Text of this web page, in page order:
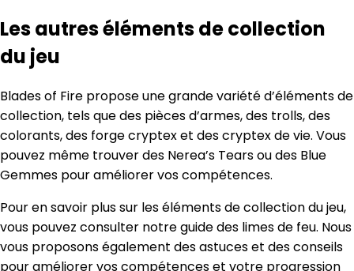
Les autres éléments de collection
du jeu
Blades of Fire propose une grande variété d’éléments de
collection, tels que des pièces d’armes, des trolls, des
colorants, des forge cryptex et des cryptex de vie. Vous
pouvez même trouver des Nerea’s Tears ou des Blue
Gemmes pour améliorer vos compétences.
Pour en savoir plus sur les éléments de collection du jeu,
vous pouvez consulter notre guide des limes de feu. Nous
vous proposons également des astuces et des conseils
pour améliorer vos compétences et votre progression